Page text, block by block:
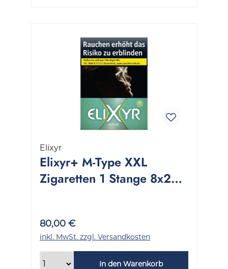
Elixyr
Elixyr+ M-Type XXL
Zigaretten 1 Stange 8x27
80,00 €
inkl. MwSt. zzgl. Versandkosten
In den Warenkorb